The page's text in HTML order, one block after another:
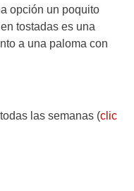
opción un poquito
en tostadas es una
a una paloma con
las semanas (clic